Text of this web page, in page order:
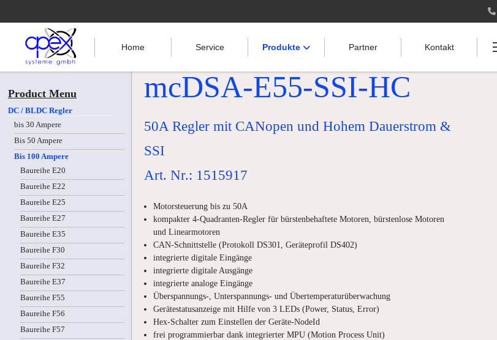
Home Service Produkte Partner Kontakt
Product Menu
DC / BLDC Regler
bis 30 Ampere
Bis 50 Ampere
Bis 100 Ampere
Baureihe E20
Baureihe E22
Baureihe E25
Baureihe E27
Baureihe E35
Baureihe F30
Baureihe F32
Baureihe E37
Baureihe F55
Baureihe F56
Baureihe F57
mcDSA-E55-SSI-HC
50A Regler mit CANopen und Hohem Dauerstrom &
SSI
Art. Nr.: 1515917
Motorsteuerung bis zu 50A
kompakter 4-Quadranten-Regler für bürstenbehaftete Motoren, bürstenlose Motoren
und Linearmotoren
CAN-Schnittstelle (Protokoll DS301, Geräteprofil DS402)
integrierte digitale Eingänge
integrierte digitale Ausgänge
integrierte analoge Eingänge
Überspannungs-, Unterspannungs- und Übertemperaturüberwachung
Gerätestatusanzeige mit Hilfe von 3 LEDs (Power, Status, Error)
Hex-Schalter zum Einstellen der Geräte-NodeId
frei programmierbar dank integrierter MPU (Motion Process Unit)